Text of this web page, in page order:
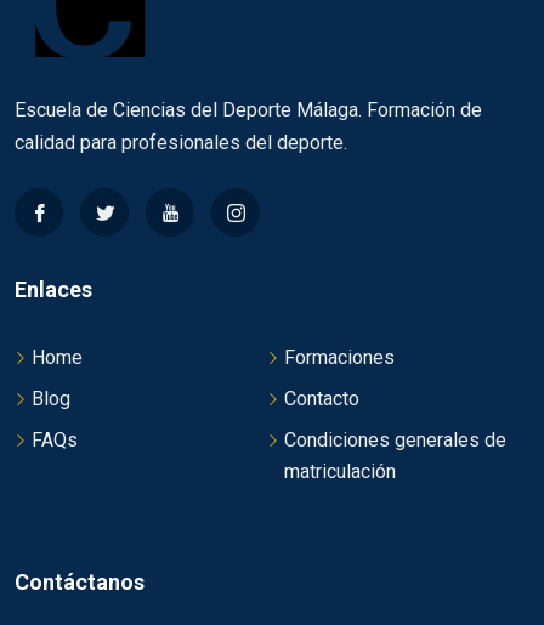
Escuela de Ciencias del Deporte Málaga. Formación de
calidad para profesionales del deporte.
Enlaces
Home
Formaciones
Blog
Contacto
FAQs
Condiciones generales de
matriculación
Contáctanos